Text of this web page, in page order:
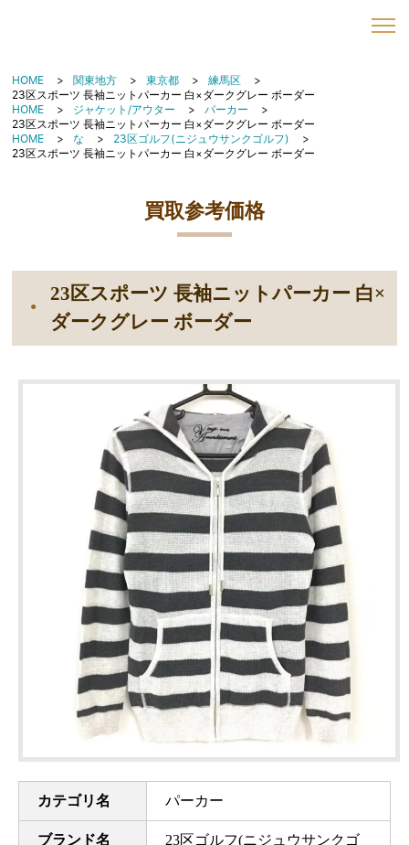
HOME 関東地方 東京都
練馬区
23区スポーツ 長袖ニットパーカー 白×ダークグレー ボーダー
HOME
ジャケット/アウター
パーカー
23区スポーツ 長袖ニットパーカー 白×ダークグレー ボーダー
HOME
な
23区ゴルフ(ニジュウサンクゴルフ)
23区スポーツ 長袖ニットパーカー 白×ダークグレー ボーダー
買取参考価格
23区スポーツ 長袖ニットパーカー 白×
ダークグレー ボーダー
カテゴリ名 パーカー
ブランド名
23区ゴルフ(ニジュウサンクゴ